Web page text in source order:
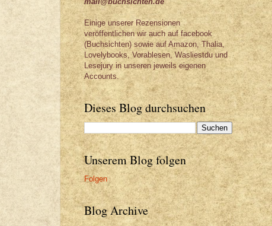
Einige unserer Rezensionen
veröffentlichen wir auch auf facebook
(Buchsichten) sowie auf Amazon, Thalia,
Lovelybooks, Vorablesen, Wasliestdu und
Lesejury in unseren jeweils eigenen
Accounts.
Dieses Blog durchsuchen
Unserem Blog folgen
Folgen
Blog Archive